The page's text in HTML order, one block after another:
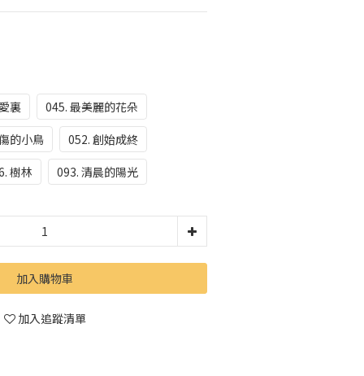
裏
045. 最美麗的花朵
的小鳥
052. 創始成終
樹林
093. 清晨的陽光
加入購物車
加入追蹤清單